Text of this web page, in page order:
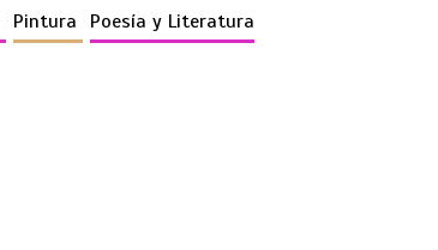
Pintura Poesía y Literatura